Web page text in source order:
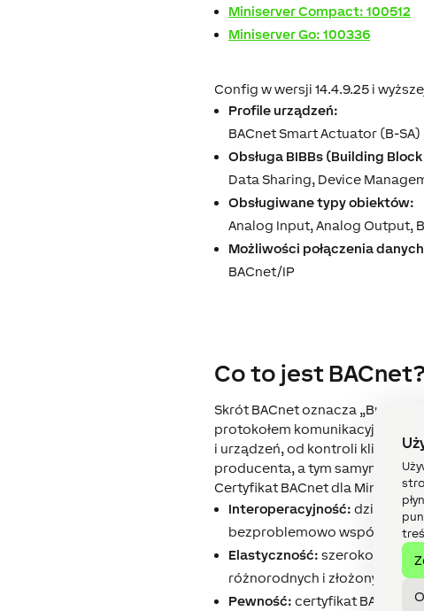
Miniserver Compact: 100512
Miniserver Go: 100336
Config w wersji 14.4.9.25 i
Profile urządzeń:
BACnet Smart Actuator (B-
Obsługa BIBBs (Building
Data Sharing, Device
Obsługiwane typy obiektów:
Analog Input, Analog Output,
Możliwości połączenia
BACnet/IP
Co to jest BACnet?
Skrót BACnet oznacza
protokołem komunikacyjnym
i urządzeń, od kontroli klimatu
producenta, a tym samym
Certyfikat BACnet dla
Interoperacyjność: dzięki
bezproblemowo
Elastyczność: szeroko
różnorodnych i złożonych
Pewność: certyfikat BACnet